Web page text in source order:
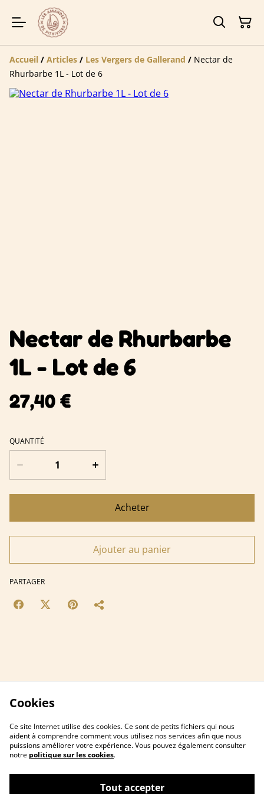
Accueil / Articles / Les Vergers de Gallerand / Nectar de
Rhurbarbe 1L - Lot de 6
Nectar de Rhurbarbe
1L - Lot de 6
27,40 €
QUANTITÉ
Acheter
Ajouter au panier
PARTAGER
Cookies
Ce site Internet utilise des cookies. Ce sont de petits fichiers qui nous
aident à comprendre comment vous utilisez nos services afin que nous
puissions améliorer votre expérience. Vous pouvez également consulter
notre politique sur les cookies.
Tout accepter